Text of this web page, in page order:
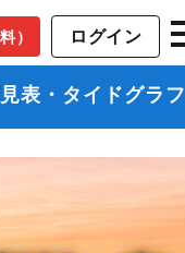
） ログイン
表・タイドグラフ